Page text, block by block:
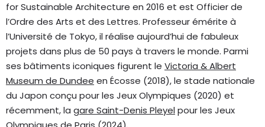
for Sustainable Architecture en 2016 et est Officier de
l’Ordre des Arts et des Lettres. Professeur émérite à
l’Université de Tokyo, il réalise aujourd’hui de fabuleux
projets dans plus de 50 pays à travers le monde. Parmi
ses bâtiments iconiques figurent le Victoria & Albert
Museum de Dundee en Écosse (2018), le stade nationale
du Japon conçu pour les Jeux Olympiques (2020) et
récemment, la gare Saint-Denis Pleyelpour les Jeux